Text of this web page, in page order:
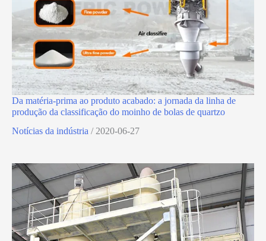
Da matéria-prima ao produto acabado: a jornada da linha de
produção da classificação do moinho de bolas de quartzo
Notícias da indústria / 2020-06-27